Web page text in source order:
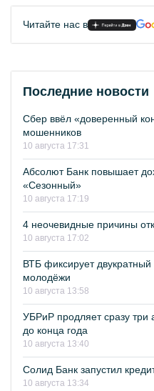
Читайте нас в
Последние новости
Сбер ввёл «доверенный
мошенников
10 августа 17:31
Абсолют Банк повышает
«Сезонный»
10 августа 17:19
4 неочевидные причины
10 августа 17:02
ВТБ фиксирует
молодёжи
10 августа 13:58
УБРиР продляет сразу три
до конца года
10 августа 13:40
Солид Банк запустил
10 августа 13:34